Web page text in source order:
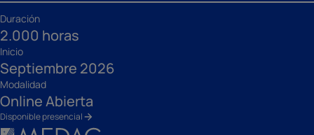
Duración
2.000 horas
Inicio
Septiembre 2026
Modalidad
Online Abierta
Disponible presencial